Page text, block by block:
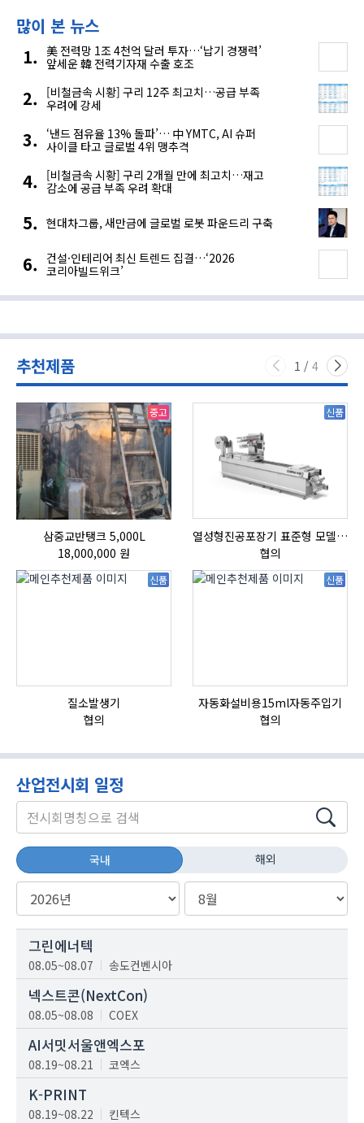
많이 본 뉴스
美 전력망 1조 4천억 달러 투자…‘납기 경쟁력’
앞세운 韓 전력기자재 수출 호조
[비철금속 시황] 구리 12주 최고치…공급 부족
우려에 강세
‘낸드 점유율 13% 돌파’… 中 YMTC, AI 슈퍼
사이클 타고 글로벌 4위 맹추격
[비철금속 시황] 구리 2개월 만에 최고치…재고
감소에 공급 부족 우려 확대
현대차그룹, 새만금에 글로벌 로봇 파운드리 구축
건설·인테리어 최신 트렌드 집결…‘2026
코리아빌드위크’
추천제품 1 / 4
중고
삼중교반탱크 5,000L
18,000,000 원
신품
열성형진공포장기 표준형 모델 OMNIVAC S-200
협의
신품
질소발생기
협의
신품
자동화설비용15ml자동주입기
협의
산업전시회 일정
국내 해외
그린에너텍
08.05~08.07 송도컨벤시아
넥스트콘(NextCon)
08.05~08.08 COEX
AI서밋서울앤엑스포
08.19~08.21 코엑스
K-PRINT
08.19~08.22 킨텍스